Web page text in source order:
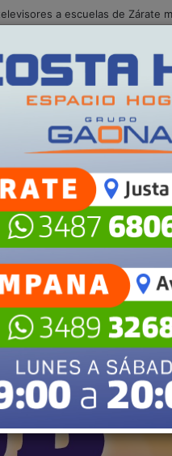
municipales en Villa Angus
SALUD